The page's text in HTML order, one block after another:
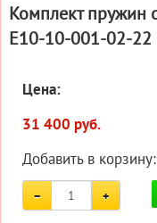
Комплект пружин
E10-10-001-02-22
Цена:
31 400 руб.
Добавить в корзину: